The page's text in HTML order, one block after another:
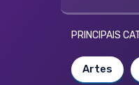
PRINCIPAIS
Artes